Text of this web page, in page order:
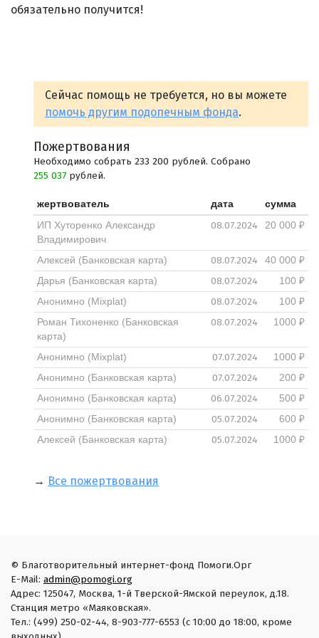
обязательно получится!
Сейчас помощь не требуется, но вы можете
помочь другим подопечным фонда.
Пожертвования
Необходимо собрать 233 200 рублей. Собрано
255 037 рублей.
жертвователь дата
сумма
ИП Хуторенко Александр
Владимирович
08.07.2024 20 000 ₽
Алексей (Банковская карта) 08.07.2024
40 000 ₽
Дарья (Банковская карта)
08.07.2024
100 ₽
Анонимно (Mixplat)
08.07.2024
100 ₽
Роман Тихоненко (Банковская
карта)
08.07.2024 1000 ₽
Анонимно (Mixplat) 07.07.2024
1000 ₽
Анонимно (Банковская карта)
07.07.2024
200 ₽
Анонимно (Банковская карта)
06.07.2024
500 ₽
Анонимно (Банковская карта)
05.07.2024
600 ₽
Алексей (Банковская карта)
05.07.2024 1000 ₽
→ Все пожертвования
© Благотворительный интернет-фонд Помоги.Орг
E-Mail: admin@pomogi.org
Адрес: 125047, Москва, 1-й Тверской-Ямской переулок, д.18.
Станция метро «Маяковская».
Тел.: (499) 250-02-44, 8-903-777-6553 (с 10:00 до 18:00, кроме